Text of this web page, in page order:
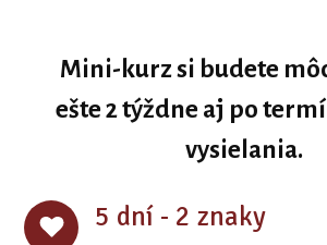
Mini-kurz si budete
ešte 2 týždne aj po
vysielania.
5 dní - 2 znaky